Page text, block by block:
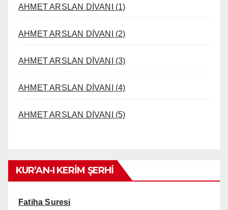
AHMET ARSLAN DİVANI (1)
AHMET ARSLAN DİVANI (2)
AHMET ARSLAN DİVANI (3)
AHMET ARSLAN DİVANI (4)
AHMET ARSLAN DİVANI (5)
KUR’AN-I KERİM ŞERHİ
Fatiha Suresi